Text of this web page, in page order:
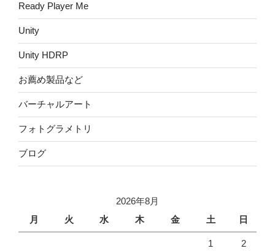
Ready Player Me
Unity
Unity HDRP
お薦め製品など
バーチャルアート
フォトグラメトリ
ブログ
2026年8月
月
火 水 木 金 土 日
1 2